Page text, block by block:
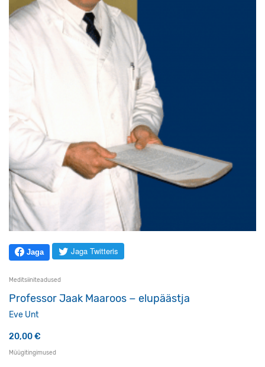
Jaga Jaga Twitteris
Meditsiiniteadused
Professor Jaak Maaroos − elupäästja
Eve Unt
20,00€
Müügitingimused